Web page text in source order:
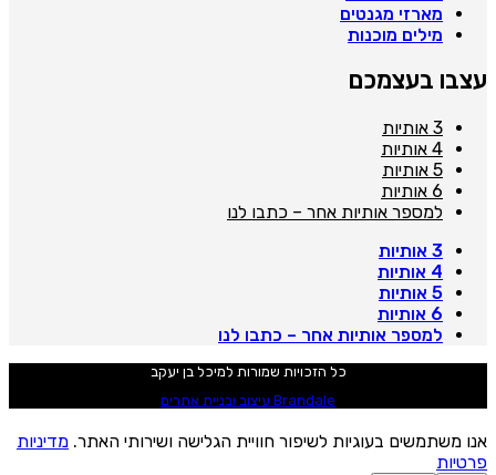
מארזי מגנטים
מילים מוכנות
בעצמכם
למספר אותיות אחר – כתבו לנו
למספר אותיות אחר – כתבו לנו
כל הזכויות שמורות למיכל בן יעקב
Brandale עיצוב ובניית אתרים
משתמשים בעוגיות לשיפור חוויית הגלישה ושירותי האתר.מדיניות